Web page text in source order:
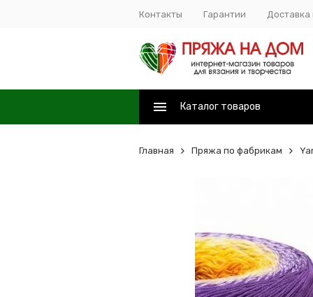
Контакты Гарантии Доставка
Каталог товаров
Главная Пряжа по фабрикам